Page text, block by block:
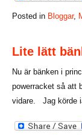
Posted in Bloggar,
Lite lätt
Nu är bänken i
powerracket så att
vidare. Jag körde